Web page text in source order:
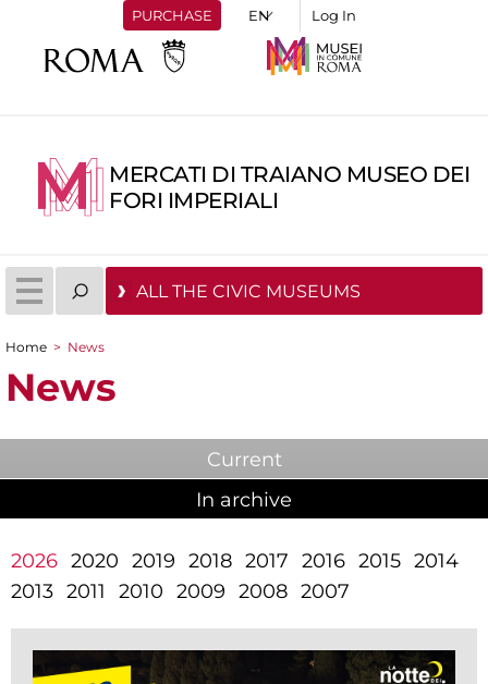
PURCHASE Log In
MERCATI DI TRAIANO MUSEO DEI
FORI IMPERIALI
ALL THE CIVIC MUSEUMS
You are here
Home > News
News
Current
In archive
2026 2020 2019 2018 2017 2016 2015 2014
2013 2011 2010 2009 2008 2007